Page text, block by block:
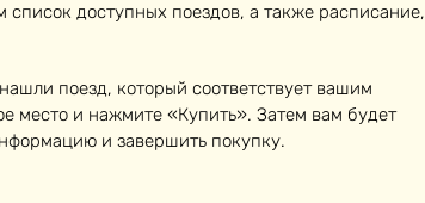
список доступных поездов, а также расписание,
поезд, который соответствует вашим
место и нажмите «Купить». Затем вам будет
и завершить покупку.